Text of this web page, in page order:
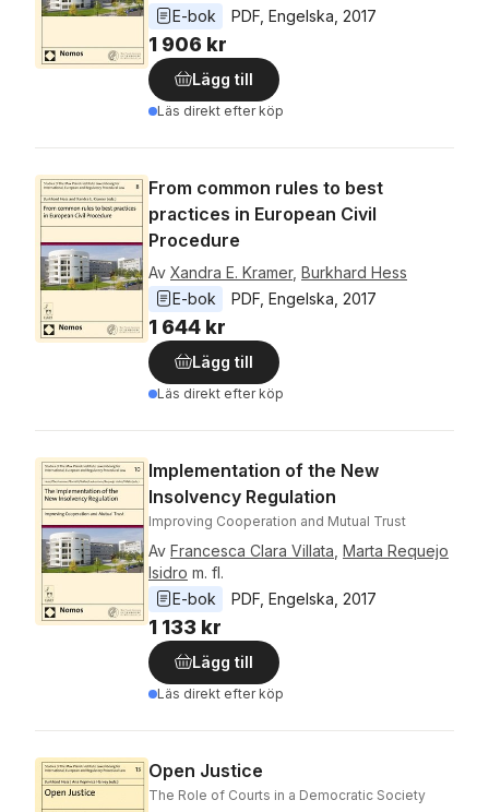
E-bok
PDF Engelska 2017
1 906 kr
Lägg till
Läs direkt efter köp
From common rules to best
practices in European Civil
Procedure
Av Xandra E. Kramer, Burkhard Hess
E-bok
PDF Engelska 2017
1 644 kr
Lägg till
Läs direkt efter köp
Implementation of the New
Insolvency Regulation
Improving Cooperation and Mutual Trust
Av Francesca Clara Villata Marta Requejo
Isidro m. fl.
E-bok
PDF Engelska 2017
1 133 kr
Lägg till
Läs direkt efter köp
Open Justice
The Role of Courts in a Democratic Society